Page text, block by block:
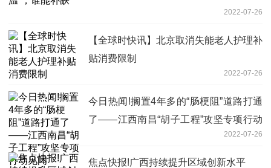
2022-07-26
【全球时快讯】北京取消失能老人护理补
贴消费限制
2022-07-26
今日热闻!搁置4年多的“肠梗阻”道路打通
了——江西南昌“胡子工程”攻坚专项行动
2022-07-26
焦点快报!广西持续提升区域创新水平